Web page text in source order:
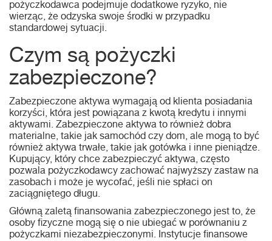
pożyczkodawca podejmuje dodatkowe ryzyko, nie
wierząc, że odzyska swoje środki w przypadku
standardowej sytuacji.
Czym są pożyczki
zabezpieczone?
Zabezpieczone aktywa wymagają od klienta posiadania
korzyści, która jest powiązana z kwotą kredytu i innymi
aktywami. Zabezpieczone aktywa to również dobra
materialne, takie jak samochód czy dom, ale mogą to być
również aktywa trwałe, takie jak gotówka i inne pieniądze.
Kupujący, który chce zabezpieczyć aktywa, często
pozwala pożyczkodawcy zachować najwyższy zastaw na
zasobach i może je wycofać, jeśli nie spłaci on
zaciągniętego długu.
Główną zaletą finansowania zabezpieczonego jest to, że
osoby fizyczne mogą się o nie ubiegać w porównaniu z
pożyczkami niezabezpieczonymi. Instytucje finansowe